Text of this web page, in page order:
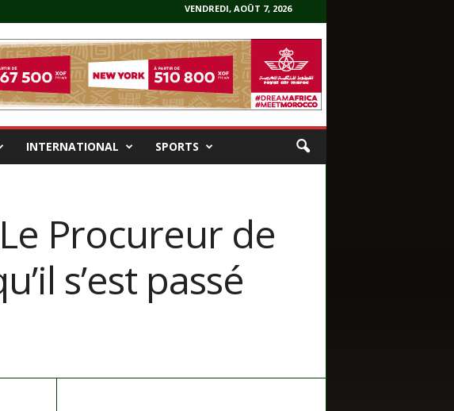
VENDREDI, AOÛT 7, 2026
INTERNATIONAL SPORTS
Procureur de
s’est passé